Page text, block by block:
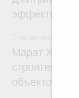
Марат
объектов